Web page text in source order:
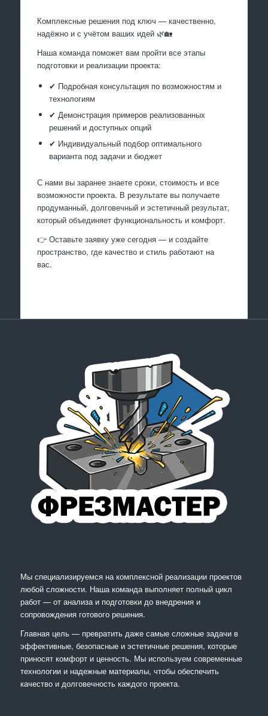
Комплексные решения под ключ — качественно,
надёжно и с учётом ваших идей 🌿🏡
Наша команда поможет вам пройти все этапы
подготовки и реализации проекта:
✔ Подробная консультация по возможностям и
технологиям
✔ Демонстрация примеров реализованных
решений и доступных опций
✔ Индивидуальный подбор оптимального
варианта под задачи и бюджет
С нами вы заранее знаете сроки, стоимость и все
возможности проекта. В результате вы получаете
продуманный, долговечный и эстетичный результат,
который объединяет функциональность и комфорт.
👉 Оставьте заявку уже сегодня — и создайте
пространство, где качество и стиль работают на
вас.
Мы специализируемся на комплексной реализации проектов
любой сложности. Наша команда выполняет полный цикл
работ — от анализа и подготовки до внедрения и
сопровождения готового решения.
Главная цель — превратить даже самые сложные задачи в
эффективные, безопасные и эстетичные решения, которые
приносят комфорт и ценность. Мы используем современные
технологии и надежные материалы, чтобы обеспечить
качество и долговечность каждого проекта.